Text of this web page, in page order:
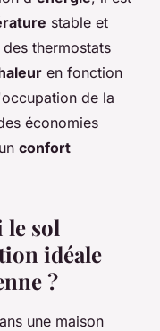
stable et
thermostats
en fonction
de la
économies
confort
sol
idéale
?
une maison